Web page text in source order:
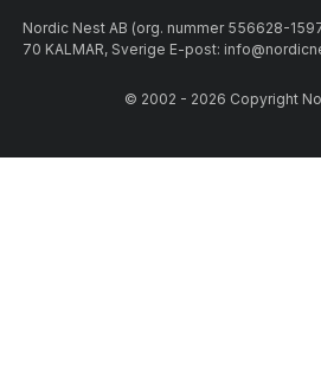
Nordic Nest AB (org. nummer 556628-
70 KALMAR, Sverige E-post:
© 2002 - 2026 Copyright